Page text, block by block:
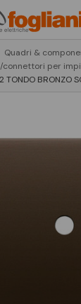
Quadri &
per
TONDO BRONZO